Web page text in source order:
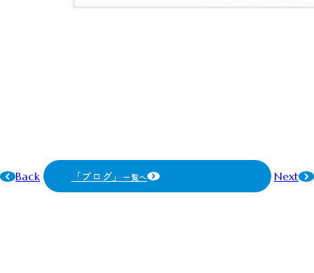
Back 「ブログ」 一覧へ Next